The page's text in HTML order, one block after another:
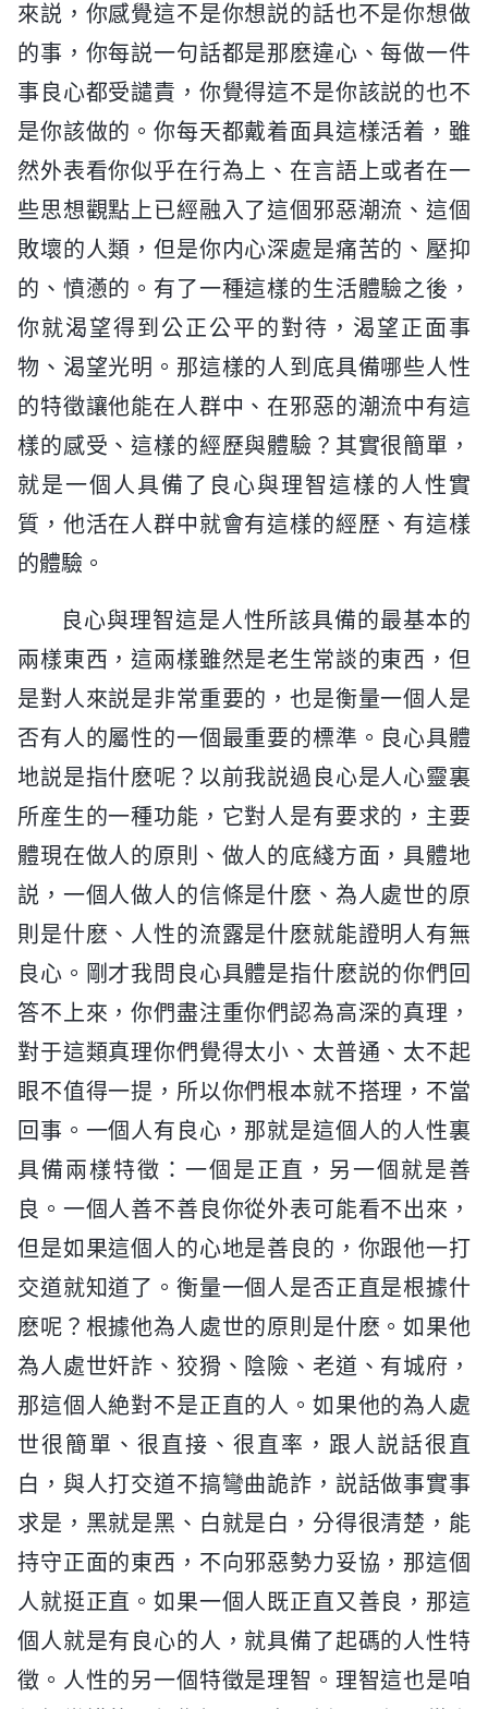
來説，你感覺這不是你想説的話也不是你想做
的事，你每説一句話都是那麽違心、每做一件
事良心都受譴責，你覺得這不是你該説的也不
是你該做的。你每天都戴着面具這樣活着，雖
然外表看你似乎在行為上、在言語上或者在一
些思想觀點上已經融入了這個邪惡潮流、這個
敗壞的人類，但是你内心深處是痛苦的、壓抑
的、憤懣的。有了一種這樣的生活體驗之後，
你就渴望得到公正公平的對待，渴望正面事
物、渴望光明。那這樣的人到底具備哪些人性
的特徵讓他能在人群中、在邪惡的潮流中有這
樣的感受、這樣的經歷與體驗？其實很簡單，
就是一個人具備了良心與理智這樣的人性實
質，他活在人群中就會有這樣的經歷、有這樣
的體驗。
良心與理智這是人性所該具備的最基本的
兩樣東西，這兩樣雖然是老生常談的東西，但
是對人來説是非常重要的，也是衡量一個人是
否有人的屬性的一個最重要的標準。良心具體
地説是指什麽呢？以前我説過良心是人心靈裏
所産生的一種功能，它對人是有要求的，主要
體現在做人的原則、做人的底綫方面，具體地
説，一個人做人的信條是什麽、為人處世的原
則是什麽、人性的流露是什麽就能證明人有無
良心。剛才我問良心具體是指什麽説的你們回
答不上來，你們盡注重你們認為高深的真理，
對于這類真理你們覺得太小、太普通、太不起
眼不值得一提，所以你們根本就不搭理，不當
回事。一個人有良心，那就是這個人的人性裏
具備兩樣特徵：一個是正直，另一個就是善
良。一個人善不善良你從外表可能看不出來，
但是如果這個人的心地是善良的，你跟他一打
交道就知道了。衡量一個人是否正直是根據什
麽呢？根據他為人處世的原則是什麽。如果他
為人處世奸詐、狡猾、陰險、老道、有城府，
那這個人絶對不是正直的人。如果他的為人處
世很簡單、很直接、很直率，跟人説話很直
白，與人打交道不搞彎曲詭詐，説話做事實事
求是，黑就是黑、白就是白，分得很清楚，能
持守正面的東西，不向邪惡勢力妥協，那這個
人就挺正直。如果一個人既正直又善良，那這
個人就是有良心的人，就具備了起碼的人性特
徵。人性的另一個特徵是理智。理智這也是咱